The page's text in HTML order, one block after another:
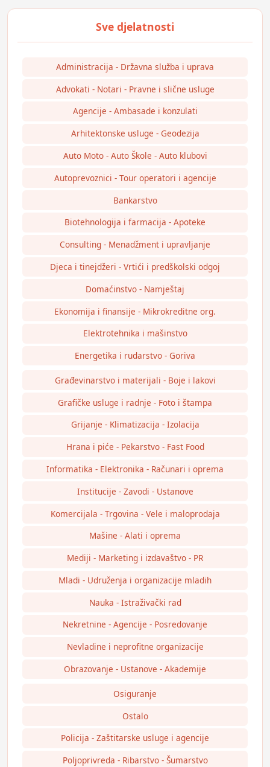
Administracija - Državna služba i uprava
Advokati - Notari - Pravne i slične usluge
Agencije - Ambasade i konzulati
Arhitektonske usluge - Geodezija
Auto Moto - Auto Škole - Auto klubovi
Autoprevoznici - Tour operatori i agencije
Bankarstvo
Biotehnologija i farmacija - Apoteke
Consulting - Menadžment i upravljanje
Djeca i tinejdžeri - Vrtići i predškolski odgoj
Domaćinstvo - Namještaj
Ekonomija i finansije - Mikrokreditne org.
Elektrotehnika i mašinstvo
Energetika i rudarstvo - Goriva
Građevinarstvo i materijali - Boje i lakovi
Grafičke usluge i radnje - Foto i štampa
Grijanje - Klimatizacija - Izolacija
Hrana i piće - Pekarstvo - Fast Food
Informatika - Elektronika - Računari i oprema
Institucije - Zavodi - Ustanove
Komercijala - Trgovina - Vele i maloprodaja
Mašine - Alati i oprema
Mediji - Marketing i izdavaštvo - PR
Mladi - Udruženja i organizacije mladih
Nauka - Istraživački rad
Nekretnine - Agencije - Posredovanje
Nevladine i neprofitne organizacije
Obrazovanje - Ustanove - Akademije
Osiguranje
Ostalo
Policija - Zaštitarske usluge i agencije
Poljoprivreda - Ribarstvo - Šumarstvo